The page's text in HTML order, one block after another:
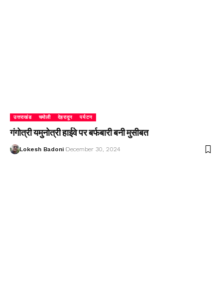
उत्तराखंड चमोली देहरादून पर्यटन
गंगोत्री यमुनोत्री हाईवे पर बर्फबारी बनी मुसीबत
Lokesh Badoni December 30, 2024